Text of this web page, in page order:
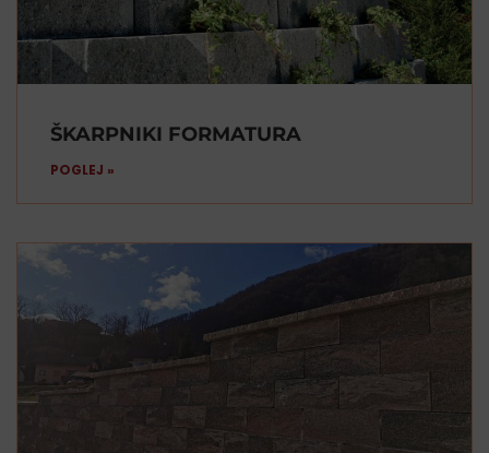
ŠKARPNIKI FORMATURA
POGLEJ »